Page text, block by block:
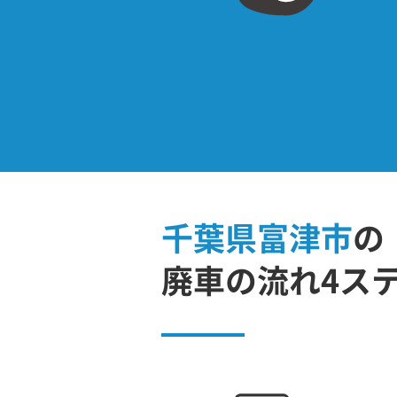
千葉県富津市の
廃車の流れ4ス